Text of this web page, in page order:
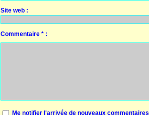
Site web :
Commentaire * :
Me notifier l'arrivée de nouveaux commentaires